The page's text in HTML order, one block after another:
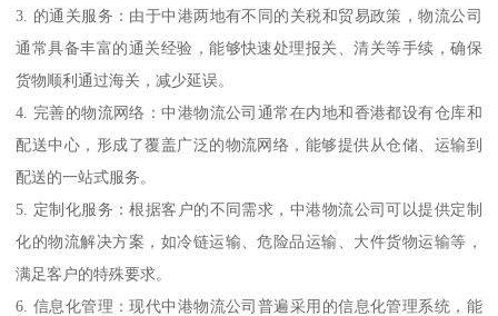
3. 的通关服务：由于中港两地有不同的关税和贸易政策，物流公司
通常具备丰富的通关经验，能够快速处理报关、清关等手续，确保
货物顺利通过海关，减少延误。
4. 完善的物流网络：中港物流公司通常在内地和香港都设有仓库和
配送中心，形成了覆盖广泛的物流网络，能够提供从仓储、运输到
配送的一站式服务。
5. 定制化服务：根据客户的不同需求，中港物流公司可以提供定制
化的物流解决方案，如冷链运输、危险品运输、大件货物运输等，
满足客户的特殊要求。
6. 信息化管理：现代中港物流公司普遍采用的信息化管理系统，能